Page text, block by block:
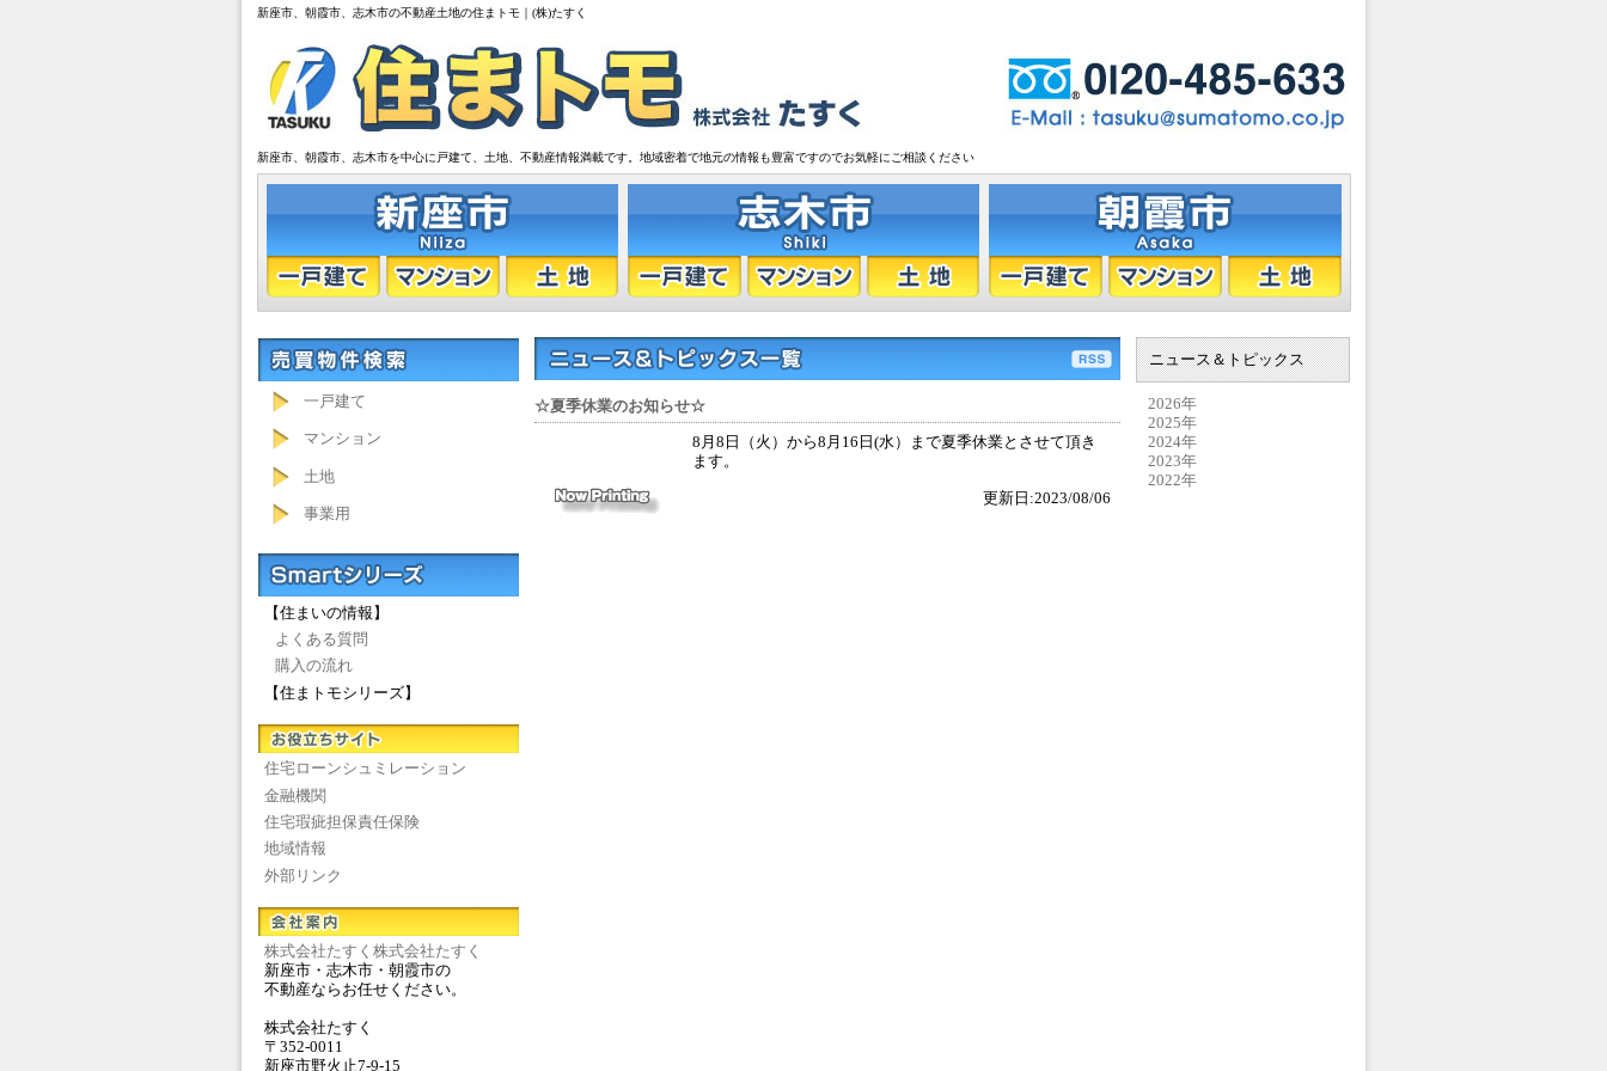
新座市、朝霞市、志木市の不動産土地の住まトモ｜(株)たすく
新座市、朝霞市、志木市を中心に戸建て、土地、不動産情報満載です。地域密着で地元の情報も豊富ですのでお気軽にご相談ください
一戸建て
マンション
土地
事業用
【住まいの情報】
よくある質問
購入の流れ
【住まトモシリーズ】
住宅ローンシュミレーション
金融機関
住宅瑕疵担保責任保険
地域情報
外部リンク
株式会社たすく株式会社たすく
新座市・志木市・朝霞市の
不動産ならお任せください。
株式会社たすく
〒352-0011
新座市野火止7-9-15
ニュース＆トピックス
2026年
2025年
2024年
2023年
2022年
☆夏季休業のお知らせ☆
8月8日（火）から8月16日(水）まで夏季休業とさせて頂き
ます。
更新日:2023/08/06